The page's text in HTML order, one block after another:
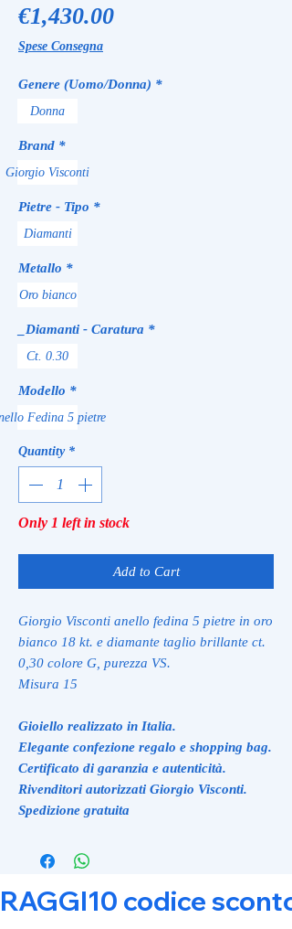
€1,430.00Price
Spese Consegna
Genere (Uomo/Donna) *
Donna
Brand *
Giorgio Visconti
Pietre - Tipo *
Diamanti
Metallo *
Oro bianco
_Diamanti - Caratura *
Ct. 0.30
Modello *
Fedina 5 pietre
Quantity *
Only 1 left in stock
Add to Cart
Giorgio Visconti anello fedina 5 pietre in oro
bianco 18 kt. e diamante taglio brillante ct.
0,30 colore G, purezza VS.
Misura 15
Gioiello realizzato in Italia.
Elegante confezione regalo e shopping bag.
Certificato di garanzia e autenticità.
Rivenditori autorizzati Giorgio Visconti.
Spedizione gratuita
RAGGI10 codice